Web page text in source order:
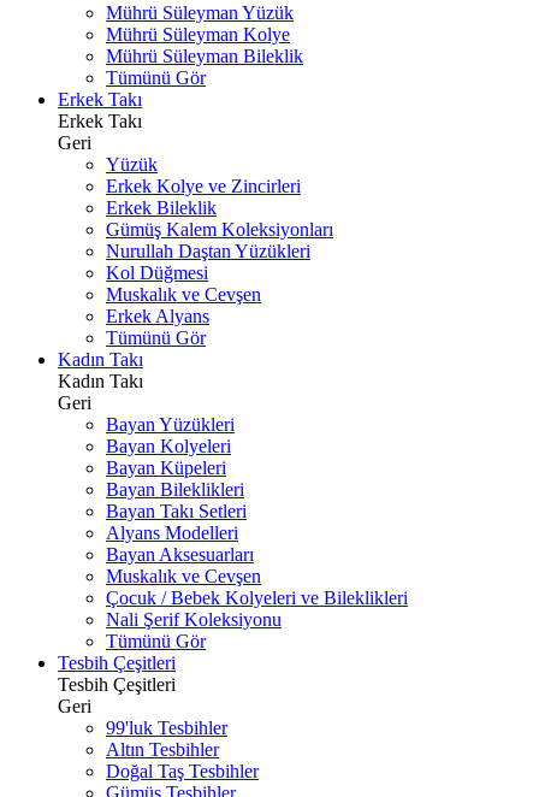
Mührü Süleyman Yüzük
Mührü Süleyman Kolye
Mührü Süleyman Bileklik
Tümünü Gör
Erkek Takı
Erkek Takı
Geri
Yüzük
Erkek Kolye ve Zincirleri
Erkek Bileklik
Gümüş Kalem Koleksiyonları
Nurullah Daştan Yüzükleri
Kol Düğmesi
Muskalık ve Cevşen
Erkek Alyans
Tümünü Gör
Kadın Takı
Kadın Takı
Geri
Bayan Yüzükleri
Bayan Kolyeleri
Bayan Küpeleri
Bayan Bileklikleri
Bayan Takı Setleri
Alyans Modelleri
Bayan Aksesuarları
Muskalık ve Cevşen
Çocuk / Bebek Kolyeleri ve Bileklikleri
Nali Şerif Koleksiyonu
Tümünü Gör
Tesbih Çeşitleri
Tesbih Çeşitleri
Geri
99'luk Tesbihler
Altın Tesbihler
Doğal Taş Tesbihler
Gümüş Tesbihler